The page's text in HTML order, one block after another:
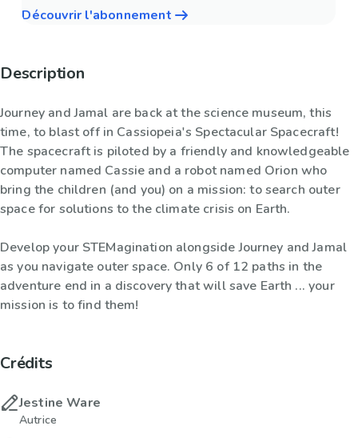
Découvrir l'abonnement
Description
Journey and Jamal are back at the science museum, this
time, to blast off in Cassiopeia's Spectacular Spacecraft!
The spacecraft is piloted by a friendly and knowledgeable
computer named Cassie and a robot named Orion who
bring the children (and you) on a mission: to search outer
space for solutions to the climate crisis on Earth.
Develop your STEMagination alongside Journey and Jamal
as you navigate outer space. Only 6 of 12 paths in the
adventure end in a discovery that will save Earth ... your
mission is to find them!
Crédits
Jestine Ware
Autrice